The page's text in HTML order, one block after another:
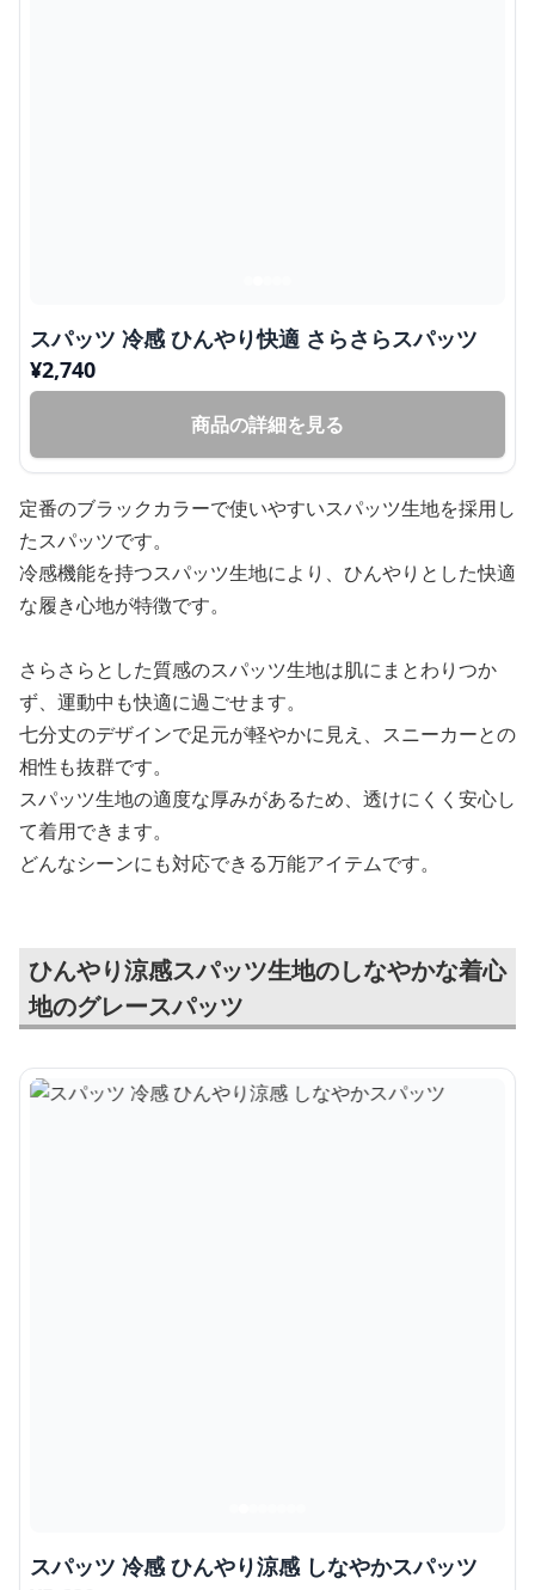
スパッツ 冷感 ひんやり快適 さらさらスパッツ
¥2,740
商品の詳細を見る
定番のブラックカラーで使いやすいスパッツ生地を採用し
たスパッツです。
冷感機能を持つスパッツ生地により、ひんやりとした快適
な履き心地が特徴です。
さらさらとした質感のスパッツ生地は肌にまとわりつか
ず、運動中も快適に過ごせます。
七分丈のデザインで足元が軽やかに見え、スニーカーとの
相性も抜群です。
スパッツ生地の適度な厚みがあるため、透けにくく安心し
て着用できます。
どんなシーンにも対応できる万能アイテムです。
ひんやり涼感スパッツ生地のしなやかな着心
地のグレースパッツ
スパッツ 冷感 ひんやり涼感 しなやかスパッツ